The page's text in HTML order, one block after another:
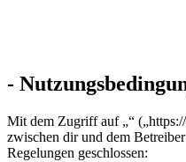
-
Mit dem Zugriff auf „“
zwischen dir und dem
Regelungen geschlossen: